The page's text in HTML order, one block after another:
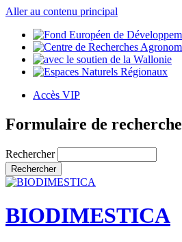
Aller au contenu principal
Accès VIP
Formulaire de recherche
Rechercher
BIODIMESTICA